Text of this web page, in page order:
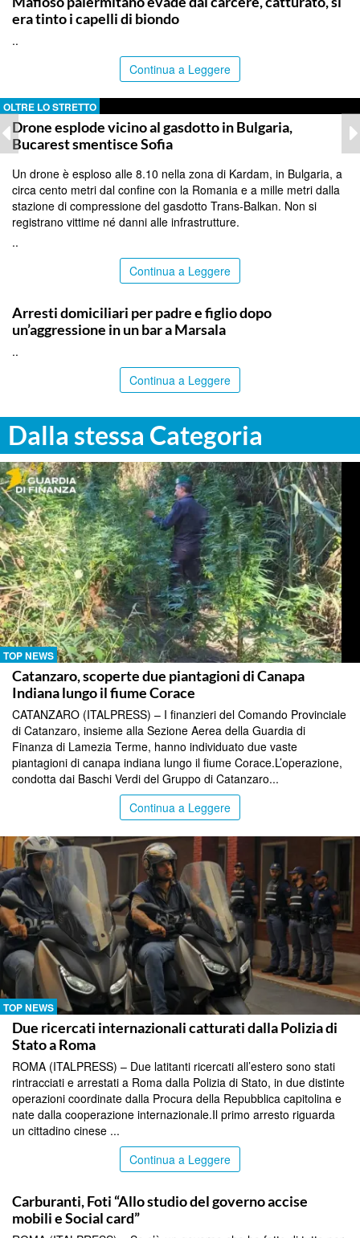
era tinto i capelli di biondo
..
Continua a Leggere
OLTRE LO STRETTO
Drone esplode vicino al gasdotto in Bulgaria,
Bucarest smentisce Sofia
Un drone è esploso alle 8.10 nella zona di Kardam, in Bulgaria, a
circa cento metri dal confine con la Romania e a mille metri dalla
stazione di compressione del gasdotto Trans-Balkan. Non si
registrano vittime né danni alle infrastrutture.
..
Continua a Leggere
Arresti domiciliari per padre e figlio dopo
un’aggressione in un bar a Marsala
..
Continua a Leggere
Dalla stessa Categoria
TOP NEWS
Catanzaro, scoperte due piantagioni di Canapa
Indiana lungo il fiume Corace
CATANZARO (ITALPRESS) – I finanzieri del Comando Provinciale
di Catanzaro, insieme alla Sezione Aerea della Guardia di
Finanza di Lamezia Terme, hanno individuato due vaste
piantagioni di canapa indiana lungo il fiume Corace.L’operazione,
condotta dai Baschi Verdi del Gruppo di Catanzaro...
Continua a Leggere
TOP NEWS
Due ricercati internazionali catturati dalla Polizia di
Stato a Roma
ROMA (ITALPRESS) – Due latitanti ricercati all’estero sono stati
rintracciati e arrestati a Roma dalla Polizia di Stato, in due distinte
operazioni coordinate dalla Procura della Repubblica capitolina e
nate dalla cooperazione internazionale.Il primo arresto riguarda
un cittadino cinese ...
Continua a Leggere
Carburanti, Foti “Allo studio del governo accise
mobili e Social card”